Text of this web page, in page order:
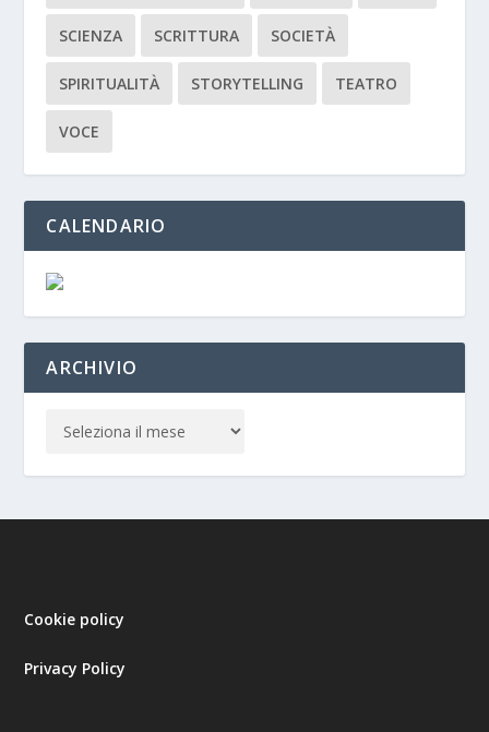
SCIENZA SCRITTURA SOCIETÀ
SPIRITUALITÀ STORYTELLING TEATRO
VOCE
CALENDARIO
ARCHIVIO
Cookie policy
Privacy Policy